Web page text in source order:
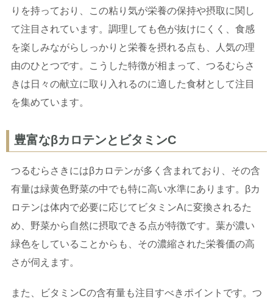
りを持っており、この粘り気が栄養の保持や摂取に関し
て注目されています。調理しても色が抜けにくく、食感
を楽しみながらしっかりと栄養を摂れる点も、人気の理
由のひとつです。こうした特徴が相まって、つるむらさ
きは日々の献立に取り入れるのに適した食材として注目
を集めています。
豊富なβカロテンとビタミンC
つるむらさきにはβカロテンが多く含まれており、その含
有量は緑黄色野菜の中でも特に高い水準にあります。βカ
ロテンは体内で必要に応じてビタミンAに変換されるた
め、野菜から自然に摂取できる点が特徴です。葉が濃い
緑色をしていることからも、その濃縮された栄養価の高
さが伺えます。
また、ビタミンCの含有量も注目すべきポイントです。つ